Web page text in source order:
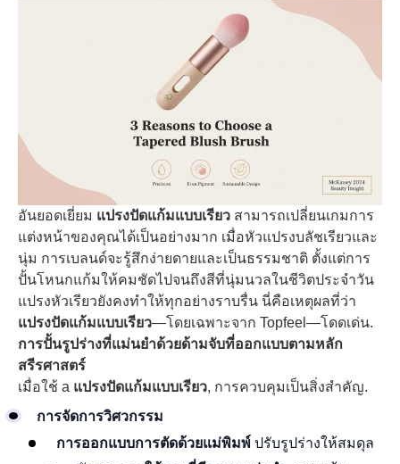
อันยอดเยี่ยม แปรงปัดแก้มแบบเรียว สามารถเปลี่ยนเกมการ
แต่งหน้าของคุณได้เป็นอย่างมาก เมื่อหัวแปรงบลัชเรียวและ
นุ่ม การเบลนด์จะรู้สึกง่ายดายและเป็นธรรมชาติ ตั้งแต่การ
ปั้นโหนกแก้มให้คมชัดไปจนถึงสีที่นุ่มนวลในชีวิตประจำวัน
แปรงหัวเรียวยังคงทำให้ทุกอย่างราบรื่น นี่คือเหตุผลที่ว่า
แปรงปัดแก้มแบบเรียว—โดยเฉพาะจาก Topfeel—โดดเด่น.
การปั้นรูปร่างที่แม่นยำด้วยด้ามจับที่ออกแบบตามหลัก
สรีรศาสตร์
เมื่อใช้ a แปรงปัดแก้มแบบเรียว, การควบคุมเป็นสิ่งสำคัญ.
การจัดการวิศวกรรม
การออกแบบการตัดด้วยแม่พิมพ์ ปรับรูปร่างให้สมดุล